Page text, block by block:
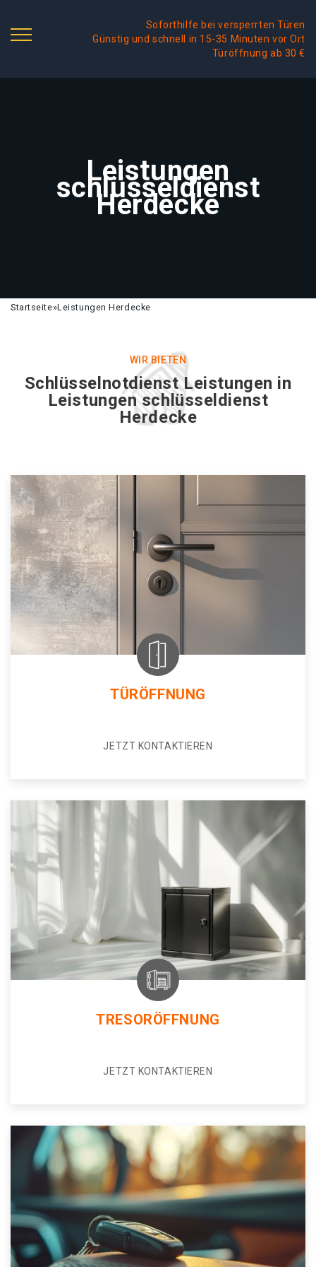
Soforthilfe bei versperrten Türen
Günstig und schnell in 15-35 Minuten vor Ort
Türöffnung ab 30 €
Leistungen
schlüsseldienst
Herdecke
Startseite»Leistungen Herdecke
WIR BIETEN
Schlüsselnotdienst Leistungen in
Leistungen schlüsseldienst
Herdecke
TÜRÖFFNUNG
JETZT KONTAKTIEREN
TRESORÖFFNUNG
JETZT KONTAKTIEREN